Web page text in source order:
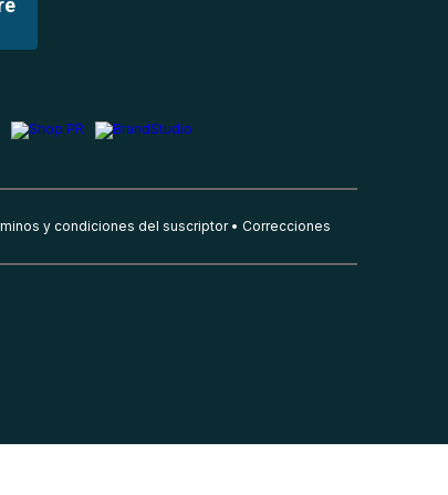
y condiciones del suscriptor Correcciones